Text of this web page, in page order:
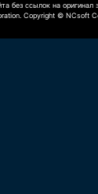
без ссылок на оригинал
Copyright © NCsoft